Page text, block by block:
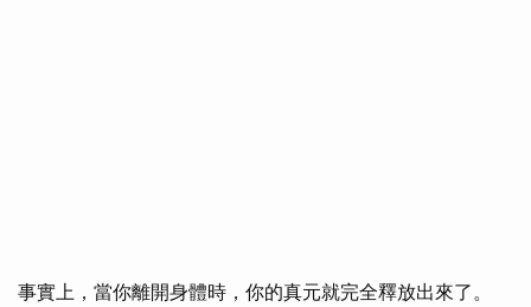
事實上，當你離開身體時，你的真元就完全釋放出來了。